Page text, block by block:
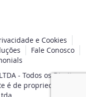
e Cookies
Fale Conosco
- Todos os Direitos
é de propriedade da